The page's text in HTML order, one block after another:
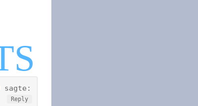
sagte:
Reply